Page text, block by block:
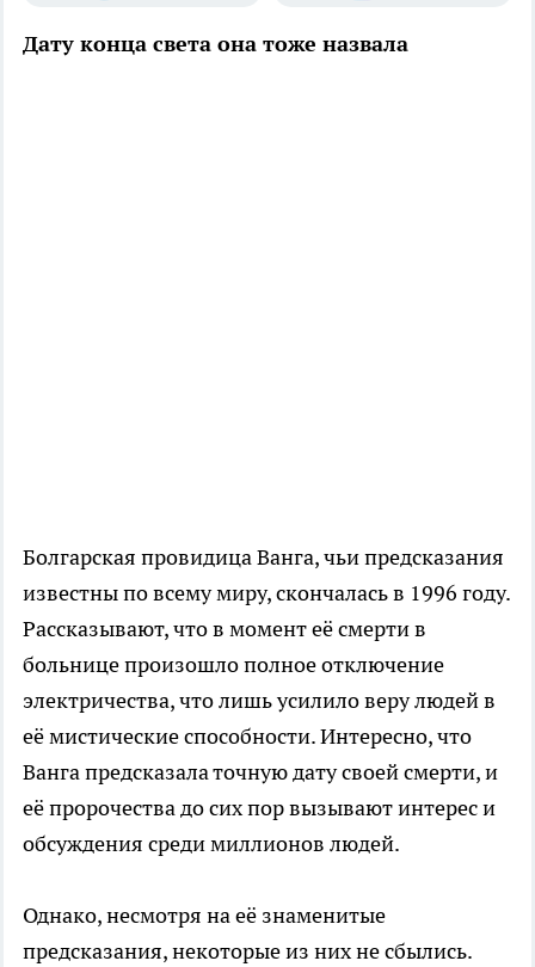
Дату конца света она тоже назвала
Болгарская провидица Ванга, чьи предсказания
известны по всему миру, скончалась в 1996 году.
Рассказывают, что в момент её смерти в
больнице произошло полное отключение
электричества, что лишь усилило веру людей в
её мистические способности. Интересно, что
Ванга предсказала точную дату своей смерти, и
её пророчества до сих пор вызывают интерес и
обсуждения среди миллионов людей.
Однако, несмотря на её знаменитые
предсказания, некоторые из них не сбылись.